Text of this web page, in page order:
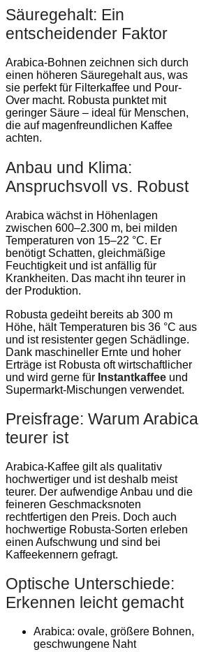
Säuregehalt: Ein
entscheidender Faktor
Arabica-Bohnen zeichnen sich durch
einen höheren Säuregehalt aus, was
sie perfekt für Filterkaffee und Pour-
Over macht. Robusta punktet mit
geringer Säure – ideal für Menschen,
die auf magenfreundlichen Kaffee
achten.
Anbau und Klima:
Anspruchsvoll vs. Robust
Arabica wächst in Höhenlagen
zwischen 600–2.300 m, bei milden
Temperaturen von 15–22 °C. Er
benötigt Schatten, gleichmäßige
Feuchtigkeit und ist anfällig für
Krankheiten. Das macht ihn teurer in
der Produktion.
Robusta gedeiht bereits ab 300 m
Höhe, hält Temperaturen bis 36 °C aus
und ist resistenter gegen Schädlinge.
Dank maschineller Ernte und hoher
Erträge ist Robusta oft wirtschaftlicher
und wird gerne für Instantkaffee und
Supermarkt-Mischungen verwendet.
Preisfrage: Warum Arabica
teurer ist
Arabica-Kaffee gilt als qualitativ
hochwertiger und ist deshalb meist
teurer. Der aufwendige Anbau und die
feineren Geschmacksnoten
rechtfertigen den Preis. Doch auch
hochwertige Robusta-Sorten erleben
einen Aufschwung und sind bei
Kaffeekennern gefragt.
Optische Unterschiede:
Erkennen leicht gemacht
Arabica: ovale, größere Bohnen,
geschwungene Naht